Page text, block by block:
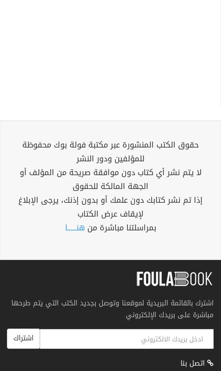
حقوق الكتب المنشورة عبر مكتبة فولة بوك محفوظة
للمؤلفين ودور النشر
لا يتم نشر أي كتاب دون موافقة صريحة من المؤلف أو
الجهة المالكة للحقوق
إذا تم نشر كتابك دون علمك أو بدون إذنك، يرجى الإبلاغ
لإيقاف عرض الكتاب
بمراسلتنا مباشرة من هنــــــا
اشترك بالقائمة البريدية لموقعنا وتوصل بجديد الكتب التي يتم طرحها
مباشرة على بريدك الإلكتروني
اشتراك
اتصل بنا